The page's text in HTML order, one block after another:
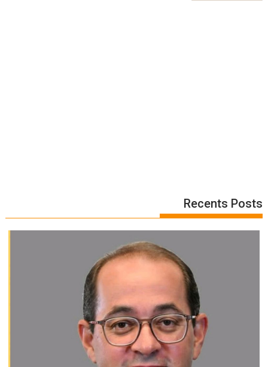
Recents Posts